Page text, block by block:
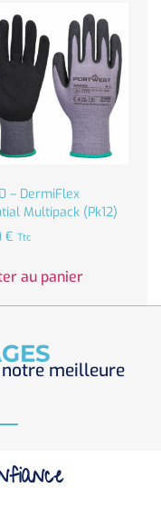
– DermiFlex
Multipack (Pk12)
€ Ttc
au panier
meilleure